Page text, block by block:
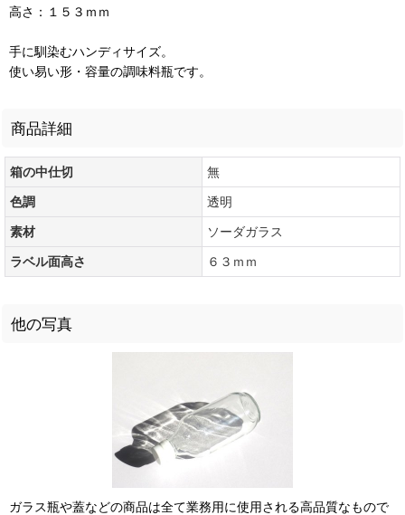
高さ：１５３ｍｍ
手に馴染むハンディサイズ。
使い易い形・容量の調味料瓶です。
商品詳細
箱の中仕切
無
色調
透明
素材
ソーダガラス
ラベル面高さ
６３ｍｍ
他の写真
ガラス瓶や蓋などの商品は全て業務用に使用される高品質なもので